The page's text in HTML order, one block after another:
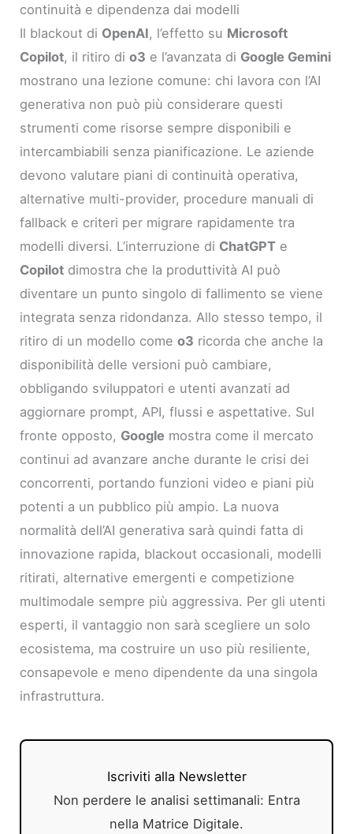
continuità e dipendenza dai modelli
Il blackout di OpenAI, l’effetto su Microsoft
Copilot, il ritiro dio3 e l’avanzata di Google Gemini
mostrano una lezione comune: chi lavora con l’AI
generativa non può più considerare questi
strumenti come risorse sempre disponibili e
intercambiabili senza pianificazione. Le aziende
devono valutare piani di continuità operativa,
alternative multi-provider, procedure manuali di
fallback e criteri per migrare rapidamente tra
modelli diversi. L’interruzione di ChatGPT e
Copilot dimostra che la produttività AI può
diventare un punto singolo di fallimento se viene
integrata senza ridondanza. Allo stesso tempo, il
ritiro di un modello comeo3 ricorda che anche la
disponibilità delle versioni può cambiare,
obbligando sviluppatori e utenti avanzati ad
aggiornare prompt, API, flussi e aspettative. Sul
fronte opposto, Google mostra come il mercato
continui ad avanzare anche durante le crisi dei
concorrenti, portando funzioni video e piani più
potenti a un pubblico più ampio. La nuova
normalità dell’AI generativa sarà quindi fatta di
innovazione rapida, blackout occasionali, modelli
ritirati, alternative emergenti e competizione
multimodale sempre più aggressiva. Per gli utenti
esperti, il vantaggio non sarà scegliere un solo
ecosistema, ma costruire un uso più resiliente,
consapevole e meno dipendente da una singola
infrastruttura.
Iscriviti alla Newsletter
Non perdere le analisi settimanali: Entra
nella Matrice Digitale.